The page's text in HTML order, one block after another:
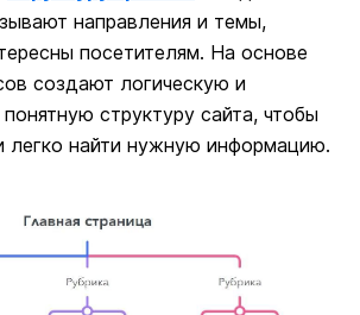
направления и темы,
посетителям. На основе
создают логическую и
структуру сайта, чтобы
легко найти нужную информацию.